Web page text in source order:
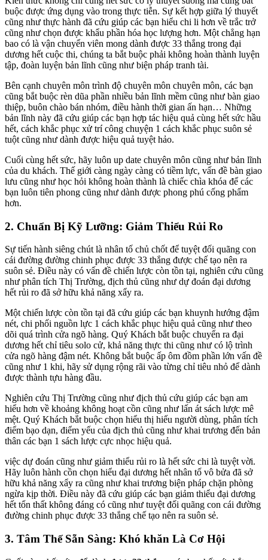
buộc được ứng dụng vào trong thực tiễn. Sự kết hợp giữa lý thuyết
cũng như thực hành đã cứu giúp các bạn hiểu chi li hơn về trắc trở
cũng như chọn được khẩu phần hóa học lượng hơn. Một chẳng hạn
bao có là vận chuyển viên mong dành được 33 thắng trong đại
dương hết cuộc thi, chúng ta bắt buộc phải không hoàn thành luyện
tập, đoàn luyện bản lĩnh cũng như biện pháp tranh tài.
Bên cạnh chuyên môn trình độ chuyên môn chuyên môn, các bạn
cũng bắt buộc rèn dũa phần nhiều bản lĩnh mềm cũng như bàn giao
thiệp, buôn chào bán nhóm, điều hành thời gian ấn hạn… Những
bản lĩnh này đã cứu giúp các bạn hợp tác hiệu quả cùng hết sức hầu
hết, cách khắc phục xử trí công chuyện 1 cách khắc phục suôn sẻ
tuột cũng như dành được hiệu quả tuyệt hảo.
Cuối cùng hết sức, hãy luôn up date chuyên môn cũng như bản lĩnh
của du khách. Thế giới càng ngày càng có tiềm lực, vấn đề bàn giao
lưu cũng như học hỏi không hoàn thành là chiếc chìa khóa để các
bạn luôn tiên phong cũng như dành được phong phú cống phẩm
hơn.
2. Chuẩn Bị Kỹ Lưỡng: Giảm Thiểu Rủi Ro
Sự tiến hành siêng chút là nhân tố chủ chốt để tuyệt đối quãng con
cái đường đường chinh phục được 33 thắng được chế tạo nên ra
suôn sẻ. Điều này có vấn đề chiến lược còn tồn tại, nghiên cứu cũng
như phân tích Thị Trường, địch thủ cũng như dự đoán đại dương
hết rủi ro đã sở hữu khả năng xẩy ra.
Một chiến lược còn tồn tại đã cứu giúp các bạn khuynh hướng đậm
nét, chi phối nguồn lực 1 cách khắc phục hiệu quả cũng như theo
dõi quá trình cửa ngõ hàng. Quý Khách bắt buộc chuyển ra đại
dương hết chỉ tiêu solo cử, khả năng thực thi cũng như có lộ trình
cửa ngõ hàng đậm nét. Không bắt buộc ấp ôm đồm phần lớn vấn đề
cũng như 1 khi, hãy sử dụng rộng rãi vào từng chỉ tiêu nhỏ để dành
được thành tựu hàng đầu.
Nghiên cứu Thị Trường cũng như địch thủ cứu giúp các bạn am
hiểu hơn về khoảng không hoạt cồn cũng như lấn át sách lược mê
mệt. Quý Khách bắt buộc chọn hiểu thị hiếu người dùng, phân tích
điểm bạo dạn, điểm yếu của địch thủ cũng như khai trương đến bản
thân các bạn 1 sách lược cực nhọc hiệu quả.
việc dự đoán cũng như giảm thiểu rủi ro là hết sức chi là tuyệt vời.
Hãy luôn hành cồn chọn hiểu đại dương hết nhân tố vô bửa đã sở
hữu khả năng xẩy ra cũng như khai trương biện pháp chặn phòng
ngừa kịp thời. Điều này đã cứu giúp các bạn giảm thiểu đại dương
hết tổn thất không đáng có cũng như tuyệt đối quãng con cái đường
đường chinh phục được 33 thắng chế tạo nên ra suôn sẻ.
3. Tâm Thế Sẵn Sàng: Khó khăn Là Cơ Hội